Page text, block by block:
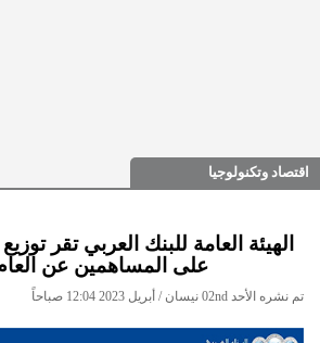
اقتصاد وتكنولوجيا
على المساهمين عن العام
تم نشره الأحد 02nd نيسان / أبريل 2023 12:04 صباحاً